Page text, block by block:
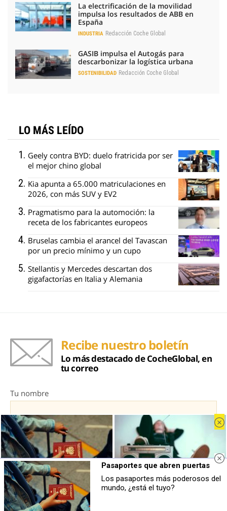
La electrificación de la movilidad
impulsa los resultados de ABB en
España
INDUSTRIA Redacción Coche Global
GASIB impulsa el Autogás para
descarbonizar la logística urbana
SOSTENIBILIDAD Redacción Coche Global
LO MÁS LEÍDO
Geely contra BYD: duelo fratricida por ser
el mejor chino global
Kia apunta a 65.000 matriculaciones en
2026, con más SUV y EV2
Pragmatismo para la automoción: la
receta de los fabricantes europeos
Bruselas cambia el arancel del Tavascan
por un precio mínimo y un cupo
Stellantis y Mercedes descartan dos
gigafactorías en Italia y Alemania
Recibe nuestro boletín
Lo más destacado de CocheGlobal, en
tu correo
Tu nombre
Tu correo electrónico
Pasaportes que abren puertas
Los pasaportes más poderosos del
mundo, ¿está el tuyo?
Canciones que marcan
¿Por qué recuerdas canciones viejas
Pasaportes que abren puertas
Los pasaportes más poderosos del
mundo, ¿está el tuyo?